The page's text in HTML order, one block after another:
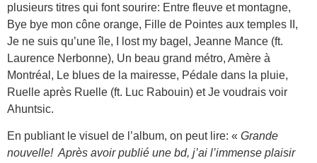
plusieurs titres qui font sourire: Entre fleuve et montagne,
Bye bye mon cône orange, Fille de Pointes aux temples II,
Je ne suis qu’une île, I lost my bagel, Jeanne Mance (ft.
Laurence Nerbonne), Un beau grand métro, Amère à
Montréal, Le blues de la mairesse, Pédale dans la pluie,
Ruelle après Ruelle (ft. Luc Rabouin) et Je voudrais voir
Ahuntsic.
En publiant le visuel de l’album, on peut lire: « Grande
nouvelle! Après avoir publié une bd, j’ai l’immense plaisir